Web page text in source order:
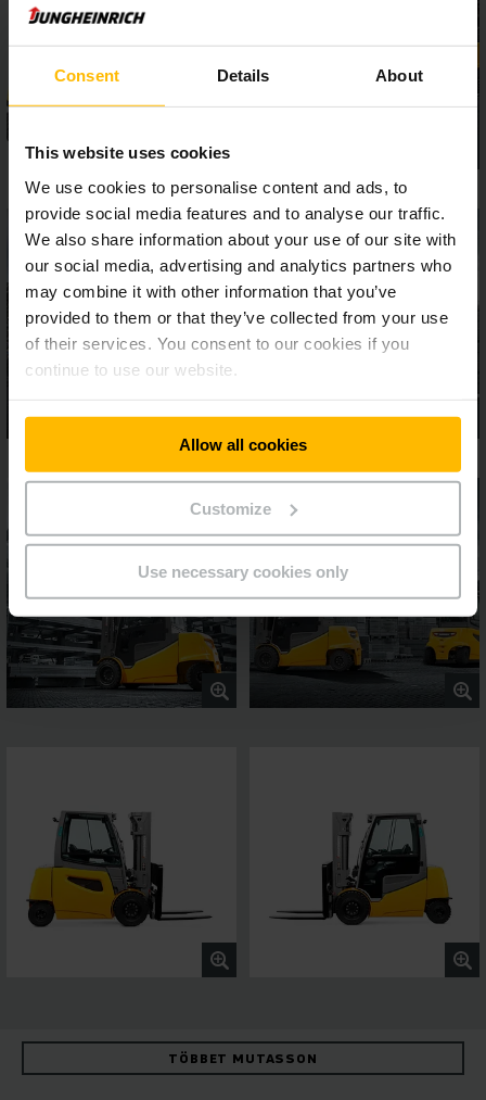
Consent Details About
This website uses cookies
We use cookies to personalise content and ads, to
provide social media features and to analyse our traffic.
We also share information about your use of our site with
our social media, advertising and analytics partners who
may combine it with other information that you’ve
provided to them or that they’ve collected from your use
of their services. You consent to our cookies if you
continue to use our website.
Allow all cookies
Customize
Use necessary cookies only
a biztonságos és hatékony munkavégzést – még
szélsőséges körülmények között is. Az ergonomikusan
kiforrott 5-ös sorozatú EFG-k igazi erőgépek nagy
TÖBBET MUTASSON